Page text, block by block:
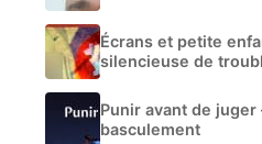
Écrans et petite
silencieuse de
Punir avant de juger
basculement